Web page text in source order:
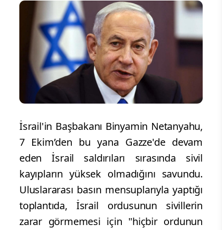
İsrail'in Başbakanı Binyamin Netanyahu,
7 Ekim’den bu yana Gazze'de devam
eden İsrail saldırıları sırasında sivil
kayıpların yüksek olmadığını savundu.
Uluslararası basın mensuplarıyla yaptığı
toplantıda, İsrail ordusunun sivillerin
zarar görmemesi için "hiçbir ordunun